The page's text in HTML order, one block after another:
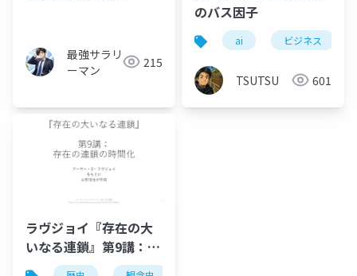
最強サラリ
ーマン
215
のバス因子
ai ビジネス
TSUTSU 601
ラヴジョイ『存在の大
いなる連鎖』第9講：存
在の連鎖の時間化